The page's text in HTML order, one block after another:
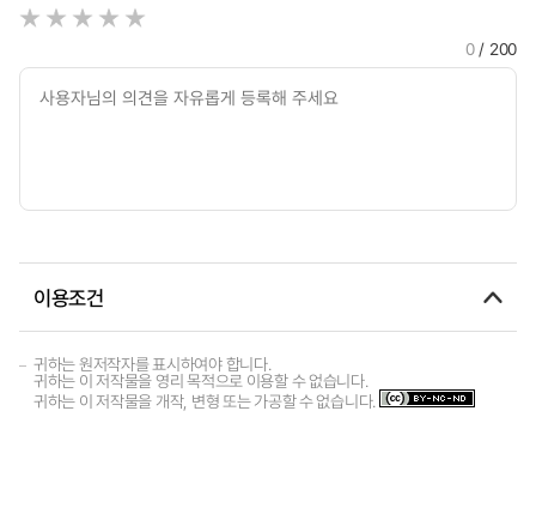
0/ 200
이용조건
귀하는 원저작자를 표시하여야 합니다.
귀하는 이 저작물을 영리 목적으로 이용할 수 없습니다.
귀하는 이 저작물을 개작, 변형 또는 가공할 수 없습니다.